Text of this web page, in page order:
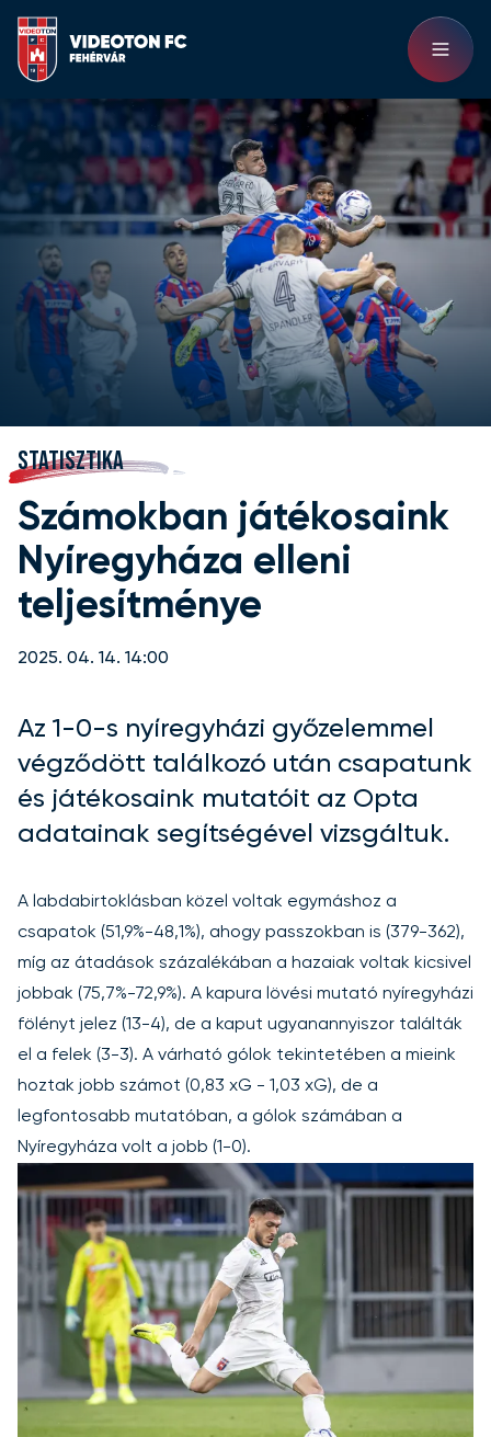
STATISZTIKA
Számokban játékosaink
Nyíregyháza elleni
teljesítménye
2025. 04. 14. 14:00
Az 1-0-s nyíregyházi győzelemmel
végződött találkozó után csapatunk
és játékosaink mutatóit az Opta
adatainak segítségével vizsgáltuk.
A labdabirtoklásban közel voltak egymáshoz a
csapatok (51,9%-48,1%), ahogy passzokban is (379-362),
míg az átadások százalékában a hazaiak voltak kicsivel
jobbak (75,7%-72,9%). A kapura lövési mutató nyíregyházi
fölényt jelez (13-4), de a kaput ugyanannyiszor találták
el a felek (3-3). A várható gólok tekintetében a mieink
hoztak jobb számot (0,83 xG - 1,03 xG), de a
legfontosabb mutatóban, a gólok számában a
Nyíregyháza volt a jobb (1-0).